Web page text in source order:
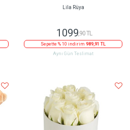
Lila Rüya
1099,90 TL
Sepette % 10 indirim 989,91 TL
Aynı Gün Teslimat